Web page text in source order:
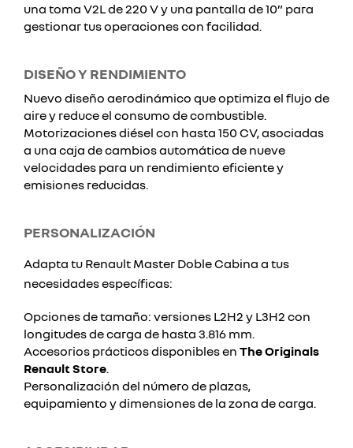
una toma V2L de 220 V y una pantalla de 10” para
gestionar tus operaciones con facilidad.
DISEÑO Y RENDIMIENTO
Nuevo diseño aerodinámico que optimiza el flujo de
aire y reduce el consumo de combustible.
Motorizaciones diésel con hasta 150 CV, asociadas
a una caja de cambios automática de nueve
velocidades para un rendimiento eficiente y
emisiones reducidas.
PERSONALIZACIÓN
Adapta tu Renault Master Doble Cabina a tus
necesidades específicas:
Opciones de tamaño: versiones L2H2 y L3H2 con
longitudes de carga de hasta 3.816 mm.
Accesorios prácticos disponibles en The Originals
Renault Store.
Personalización del número de plazas,
equipamiento y dimensiones de la zona de carga.